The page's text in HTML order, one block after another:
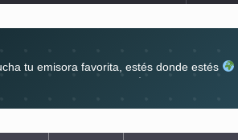
tu emisora favorita, estés donde estés